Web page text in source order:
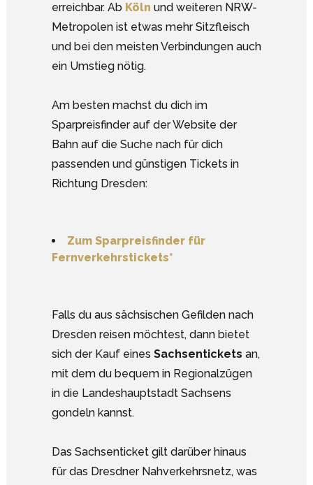
erreichbar. Ab Köln und weiteren NRW-
Metropolen ist etwas mehr Sitzfleisch
und bei den meisten Verbindungen auch
ein Umstieg nötig.
Am besten machst du dich im
Sparpreisfinder auf der Website der
Bahn auf die Suche nach für dich
passenden und günstigen Tickets in
Richtung Dresden:
Zum Sparpreisfinder für
Fernverkehrstickets*
Falls du aus sächsischen Gefilden nach
Dresden reisen möchtest, dann bietet
sich der Kauf eines Sachsentickets an,
mit dem du bequem in Regionalzügen
in die Landeshauptstadt Sachsens
gondeln kannst.
Das Sachsenticket gilt darüber hinaus
für das Dresdner Nahverkehrsnetz, was